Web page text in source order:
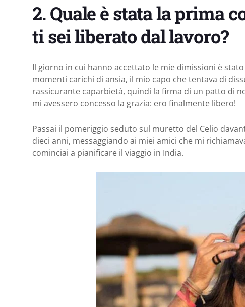
2. Quale è stata la prima
ti sei liberato dal lavoro?
Il giorno in cui hanno accettato le mie dimissioni è
momenti carichi di ansia, il mio capo che tentava di
rassicurante caparbietà, quindi la firma di un patto di
mi avessero concesso la grazia: ero finalmente libero!
Passai il pomeriggio seduto sul muretto del Celio
dieci anni, messaggiando ai miei amici che mi
cominciai a pianificare il viaggio in India.